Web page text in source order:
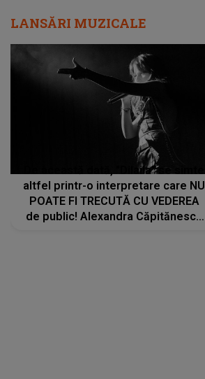
LANSĂRI MUZICALE
De această dată, "Dilaila" se simte
altfel printr-o interpretare care NU
POATE FI TRECUTĂ CU VEDEREA
de public! Alexandra Căpitănescu